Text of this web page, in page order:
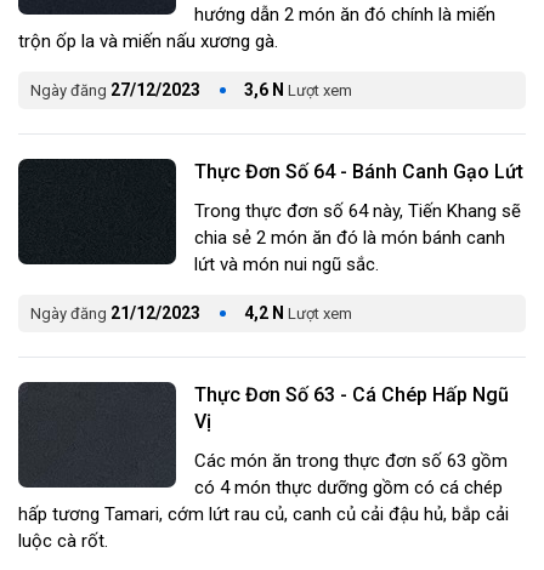
Ngày đăng 27/12/2023 3,6 N Lượt xem
hướng dẫn 2 món ăn đó chính là miến
trộn ốp la và miến nấu xương gà.
Thực Đơn Số 64 - Bánh Canh Gạo Lứt
Ngày đăng 21/12/2023 4,2 N Lượt xem
Trong thực đơn số 64 này, Tiến Khang sẽ
chia sẻ 2 món ăn đó là món bánh canh
lứt và món nui ngũ sắc.
Thực Đơn Số 63 - Cá Chép Hấp Ngũ
Vị
Các món ăn trong thực đơn số 63 gồm
có 4 món thực dưỡng gồm có cá chép
hấp tương Tamari, cớm lứt rau củ, canh củ cải đậu hủ, bắp cải
luộc cà rốt.